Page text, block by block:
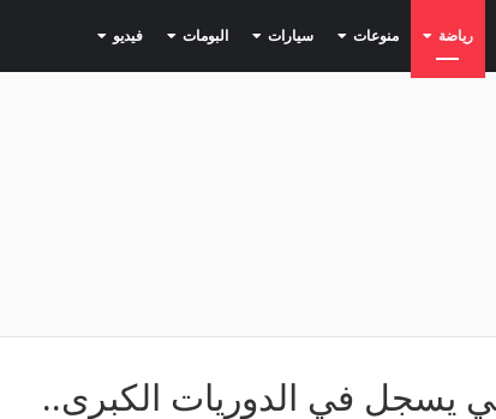
رياضة (current) منوعات (current) سيارات (current) البومات (current) فيديو (current)
يسجل في الدوريات الكبرى..